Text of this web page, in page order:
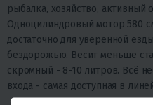
рыбалка, хозяйство, активный
Одноцилиндровый мотор 580
достаточно для уверенной
бездорожью. Весит меньше
скромный - 8-10 литров. Всё
входа - самая доступная в